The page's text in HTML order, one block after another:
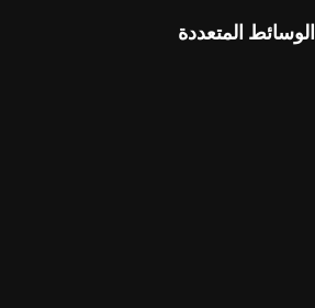
الوسائط المتعددة